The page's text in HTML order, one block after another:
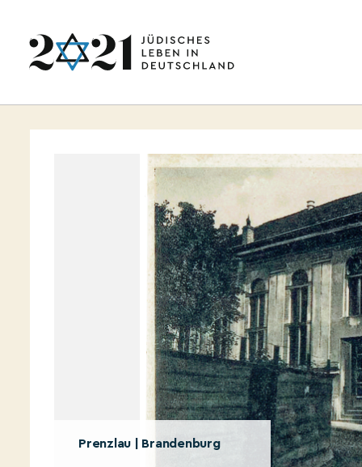
Prenzlau | Brandenburg